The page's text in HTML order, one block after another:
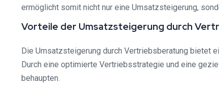
ermöglicht somit nicht nur eine Umsatzsteigerung,
Vorteile der Umsatzsteigerung durch
Die Umsatzsteigerung durch Vertriebsberatung bietet
Durch eine optimierte Vertriebsstrategie und eine
behaupten.